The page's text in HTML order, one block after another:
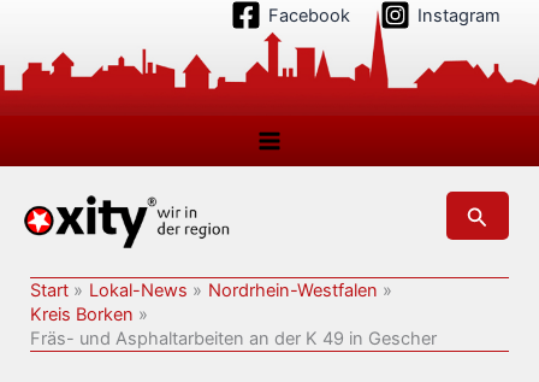
springen
Facebook Instagram
Suchen
Start Lokal-News
Nordrhein-Westfalen
Kreis Borken
Fräs- und Asphaltarbeiten an der K 49 in Gescher